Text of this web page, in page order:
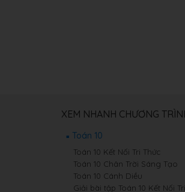
XEM NHANH CHƯƠNG
Toán 10
Toán 10 Kết Nối Tri Thức
Toán 10 Chân Trời Sáng Tạo
Toán 10 Cánh Diều
Giải bài tập Toán 10 Kết Nối